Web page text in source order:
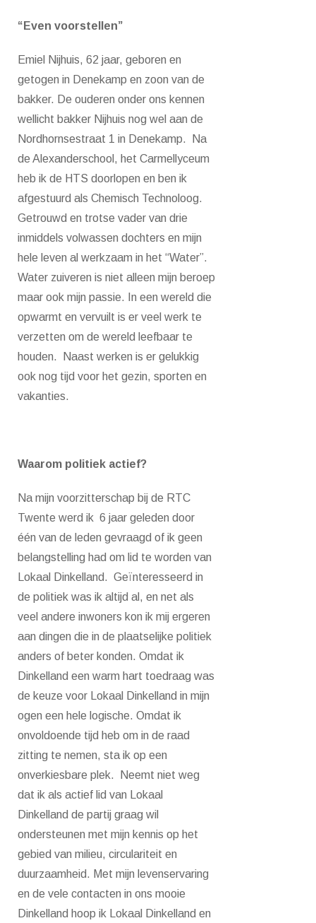
“Even voorstellen”
Emiel Nijhuis, 62 jaar, geboren en
getogen in Denekamp en zoon van de
bakker. De ouderen onder ons kennen
wellicht bakker Nijhuis nog wel aan de
Nordhornsestraat 1 in Denekamp. Na
de Alexanderschool, het Carmellyceum
heb ik de HTS doorlopen en ben ik
afgestuurd als Chemisch Technoloog.
Getrouwd en trotse vader van drie
inmiddels volwassen dochters en mijn
hele leven al werkzaam in het “Water”.
Water zuiveren is niet alleen mijn beroep
maar ook mijn passie. In een wereld die
opwarmt en vervuilt is er veel werk te
verzetten om de wereld leefbaar te
houden. Naast werken is er gelukkig
ook nog tijd voor het gezin, sporten en
vakanties.
Waarom politiek actief?
Na mijn voorzitterschap bij de RTC
Twente werd ik 6 jaar geleden door
één van de leden gevraagd of ik geen
belangstelling had om lid te worden van
Lokaal Dinkelland. Geïnteresseerd in
de politiek was ik altijd al, en net als
veel andere inwoners kon ik mij ergeren
aan dingen die in de plaatselijke politiek
anders of beter konden. Omdat ik
Dinkelland een warm hart toedraag was
de keuze voor Lokaal Dinkelland in mijn
ogen een hele logische. Omdat ik
onvoldoende tijd heb om in de raad
zitting te nemen, sta ik op een
onverkiesbare plek. Neemt niet weg
dat ik als actief lid van Lokaal
Dinkelland de partij graag wil
ondersteunen met mijn kennis op het
gebied van milieu, circulariteit en
duurzaamheid. Met mijn levenservaring
en de vele contacten in ons mooie
Dinkelland hoop ik Lokaal Dinkelland en